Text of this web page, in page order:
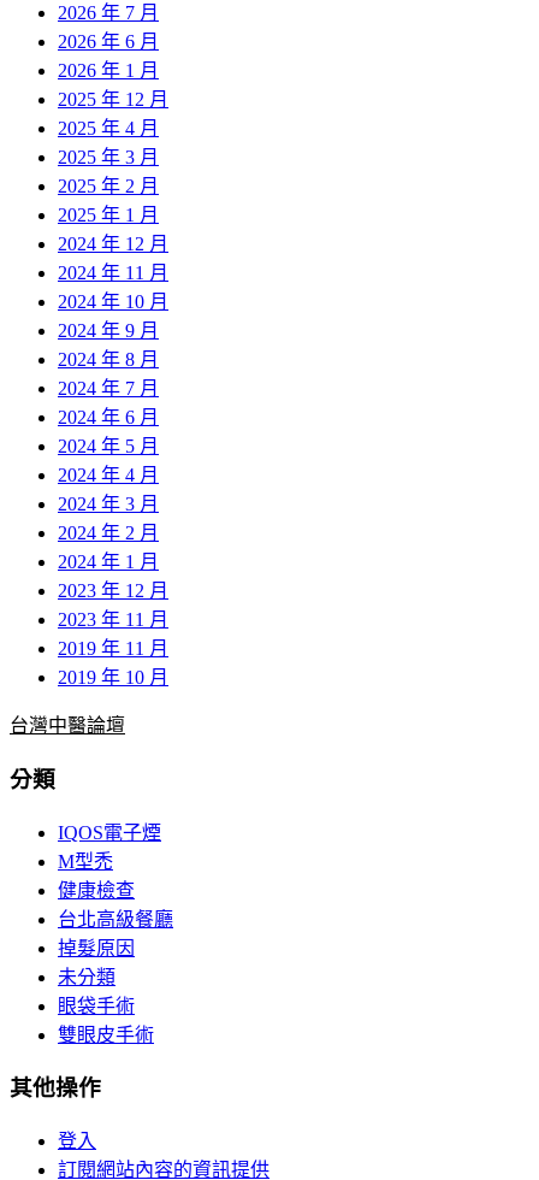
2026 年 7 月
2026 年 6 月
2026 年 1 月
2025 年 12 月
2025 年 4 月
2025 年 3 月
2025 年 2 月
2025 年 1 月
2024 年 12 月
2024 年 11 月
2024 年 10 月
2024 年 9 月
2024 年 8 月
2024 年 7 月
2024 年 6 月
2024 年 5 月
2024 年 4 月
2024 年 3 月
2024 年 2 月
2024 年 1 月
2023 年 12 月
2023 年 11 月
2019 年 11 月
2019 年 10 月
台灣中醫論壇
分類
IQOS電子煙
M型禿
健康檢查
台北高級餐廳
掉髮原因
未分類
眼袋手術
雙眼皮手術
其他操作
登入
訂閱網站內容的資訊提供